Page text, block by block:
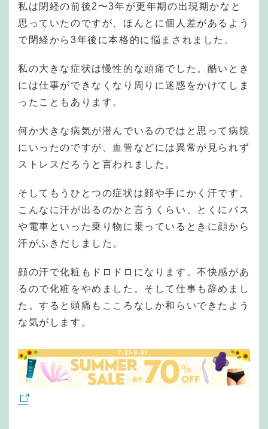
私は閉経の前後2〜3年が更年期の出現期かなと
思っていたのですが、ほんとに個人差があるよう
で閉経から3年後に本格的に悩まされました。
私の大きな症状は慢性的な頭痛でした。酷いとき
には仕事ができなくなり周りに迷惑をかけてしま
ったこともあります。
何か大きな病気が潜んでいるのではと思って病院
にいったのですが、血管などには異常が見られず
ストレスだろうと言われました。
そしてもうひとつの症状は顔や手にかく汗です。
こんなに汗が出るのかと言うくらい、とくにバス
や電車といった乗り物に乗っているときに顔から
汗がふきだしました。
顔の汗で化粧もドロドロになります。不快感があ
るので化粧をやめました。そして仕事も辞めまし
た。すると頭痛もこころなしか和らいできたよう
な気がします。